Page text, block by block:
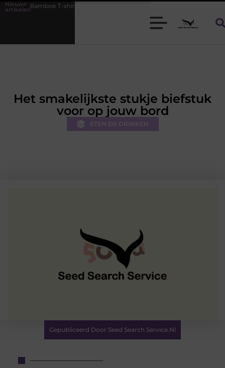
Nieuwe
artikelen
shirts voor heren die koel blijven
Het smakelijkste stukje biefstuk
voor op jouw bord
ETEN EN DRINKEN
Gepubliceerd Door Seed Search Service.nl